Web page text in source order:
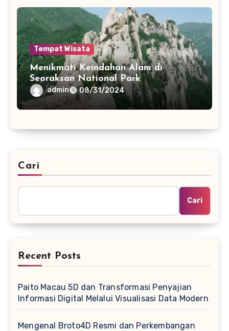
Tempat Wisata
Menikmati Keindahan Alam di
Seoraksan National Park
admin 08/31/2024
Cari
Cari
Recent Posts
Paito Macau 5D dan Transformasi Penyajian
Informasi Digital Melalui Visualisasi Data Modern
Mengenal Broto4D Resmi dan Perkembangan